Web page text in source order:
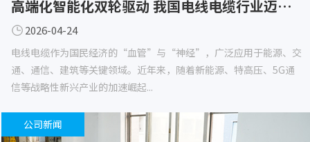
高端化智能化双轮驱动 我国电线电缆行业迈向高质量发展新阶段
2026-04-24
电线电缆作为国民经济的“血管”与“神经”，广泛应用于能源、交
通、通信、建筑等关键领域。近年来，随着新能源、特高压、5G通
信等战略性新兴产业的加速崛起...
公司新闻